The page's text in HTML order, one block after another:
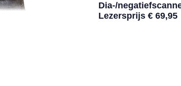
Dia-/
Lezersprijs € 69,95